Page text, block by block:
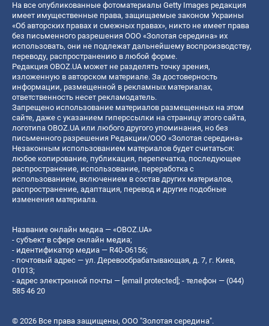
На все опубликованные фотоматериалы Getty Images редакция
имеет имущественные права, защищаемые законом Украины
«Об авторских правах и смежных правах», никто не имеет права
без письменного разрешения ООО «Золотая середина» их
использовать, они не подлежат дальнейшему воспроизводству,
переводу, распространению в любой форме.
Редакция OBOZ.UA может не разделять точку зрения,
изложенную в авторском материале. За достоверность
информации, размещенной в рекламных материалах,
ответственность несет рекламодатель.
Запрещено использование материалов размещенных на этом
сайте, даже с указанием гиперссылки на страницу этого сайта,
логотипа OBOZ.UA или любого другого упоминания, но без
письменного разрешения Редакции/ООО «Золотая середина»
Незаконным использованием материалов будет считаться:
любое копирование, публикация, перепечатка, последующее
распространение, использование, переработка с
использованием, включением в состав других материалов,
распространение, адаптация, перевод и другие подобные
изменения материала.
Название онлайн медиа — «OBOZ.UA»
- субъект в сфере онлайн медиа;
- идентификатор медиа — R40-06156;
- почтовый адрес — ул. Деревообрабатывающая, д. 7, г. Киев,
01013;
- адрес электронной почты — [email protected] ; - телефон — (044)
585 46 20
© 2026 Все права защищены, ООО "Золотая середина".